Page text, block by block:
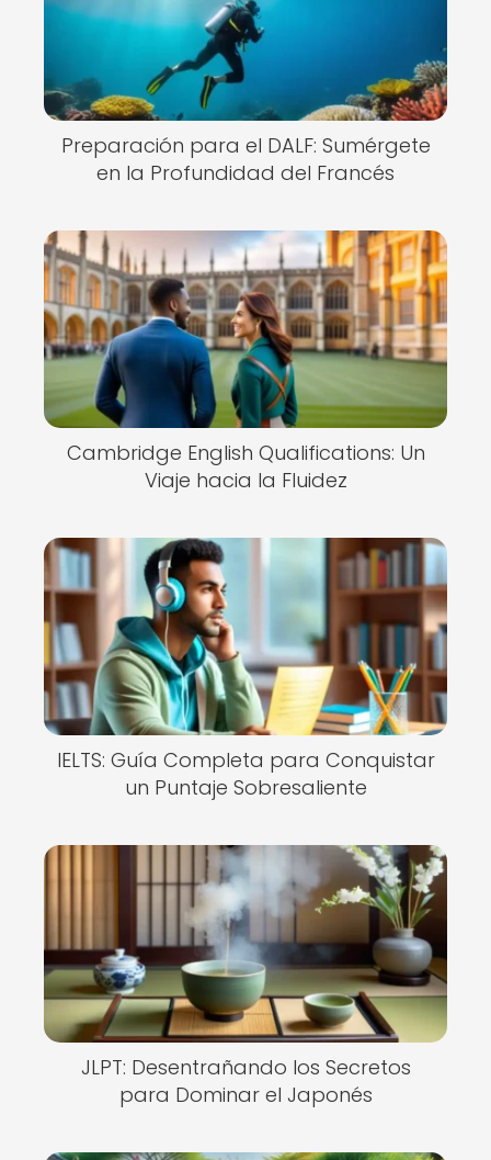
Preparación para el DALF: Sumérgete
en la Profundidad del Francés
Cambridge English Qualifications: Un
Viaje hacia la Fluidez
IELTS: Guía Completa para Conquistar
un Puntaje Sobresaliente
JLPT: Desentrañando los Secretos
para Dominar el Japonés